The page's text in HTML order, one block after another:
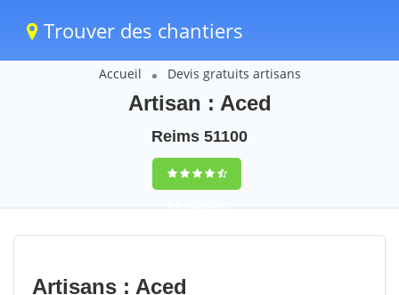
Trouver des chantiers
Accueil Devis gratuits artisans
Artisan : Aced
Reims 51100
9,5(100%)75
votes
Artisans : Aced